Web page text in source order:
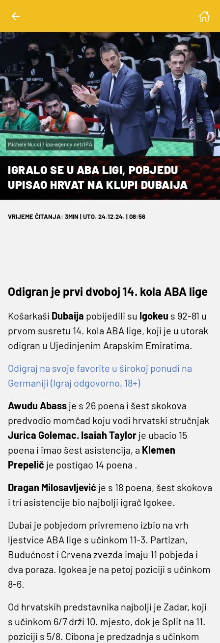
Michele Nucci / ipa-agency.net/IPA
IGRALO SE U ABA LIGI, POBJEDU
UPISAO HRVAT NA KLUPI DUBAIJA
VRIJEME ČITANJA: 3MIN | UTO. 24.12.24. | 08:56
Odigran je prvi dvoboj 14. kola ABA lige
Košarkaši Dubaija pobijedili su Igokeu s 92-81 u
prvom susretu 14. kola ABA lige, koji je u utorak
odigran u Ujedinjenim Arapskim Emiratima.
Odigraj na svoje favorite u širokoj ponudi na
Germaniji (Igraj odgovorno, 18+)
Awudu Abass je s 26 poena i šest skokova
predvodio momčad koju vodi hrvatski stručnjak
Jurica Golemac. Isaiah Taylor je ubacio 15
poena i imao šest asistencija, a Klemen
Prepelič je postigao 14 poena .
Dragan Milosavljević je s 18 poena, šest skokova
i tri asistencije bio najbolji igrač Igokee.
Dubai je pobjedom privremeno izbio na vrh
ljestvice ABA lige s učinkom 11-3. Partizan,
Budućnost i Crvena zvezda imaju 11 pobjeda i
dva poraza. Igokea je na petoj poziciji s učinkom
8-6.
Od hrvatskih predstavnika najbolji je Zadar, koji
s učinkom 6/7 drži 10. mjesto, dok je Split na 11.
poziciji s 5/8. Cibona je predzadnja s učinkom